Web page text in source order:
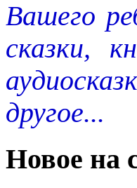
Вашего
сказки,
другое...
Новое на